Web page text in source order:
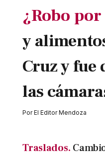
¿Robo
y
Cruz y fue
las
PorEl Editor Mendoza
Traslados.